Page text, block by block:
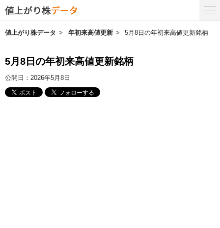
値上がり株データ 年初来高値更新 5月8日の年初来高値更新銘柄
5月8日の年初来高値更新銘柄
公開日： 2026年5月8日